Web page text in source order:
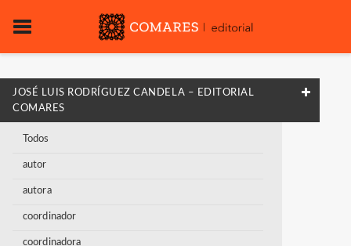
JOSÉ LUIS RODRÍGUEZ CANDELA – EDITORIAL
COMARES
Todos
autor
autora
coordinador
coordinadora